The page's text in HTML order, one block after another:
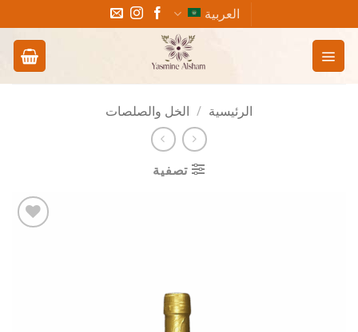
للمحتوى
العربية
الرئيسية / الخل والصلصات
تصفية